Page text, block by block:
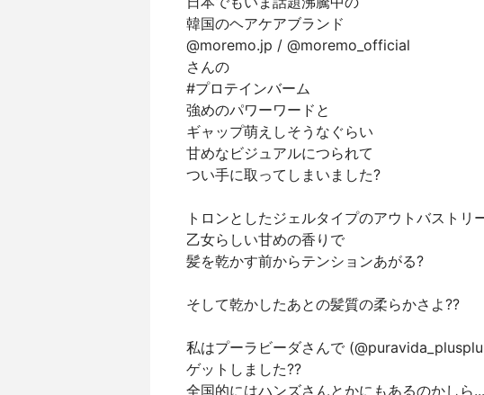
韓国のヘアケアブランド
@moremo.jp / @moremo_official
さんの
#プロテインバーム
強めのパワーワードと
ギャップ萌えしそうなぐらい
甘めなビジュアルにつられて
つい手に取ってしまいました?
トロンとしたジェルタイプのアウトバストリ
乙女らしい甘めの香りで
髪を乾かす前からテンションあがる?
そして乾かしたあとの髪質の柔らかさよ??
私はプーラビーダさんで
ゲットしました??
全国的にはハンズさんとかにもあるのかしら